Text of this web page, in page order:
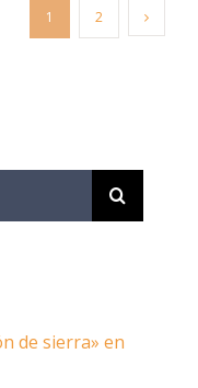
1 2
de sierra» en